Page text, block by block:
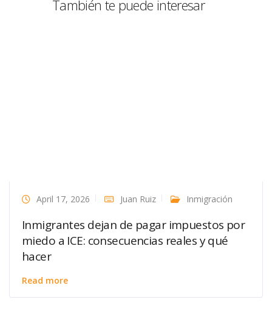
También te puede interesar
April 17, 2026 Juan Ruiz Inmigración
Inmigrantes dejan de pagar impuestos por
miedo a ICE: consecuencias reales y qué
hacer
Read more